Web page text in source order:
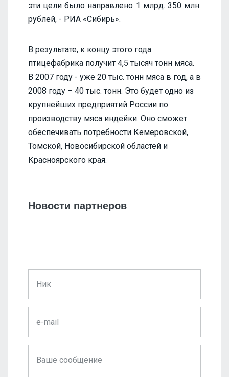
эти цели было направлено 1 млрд. 350 млн.
рублей, - РИА «Сибирь».
В результате, к концу этого года
птицефабрика получит 4,5 тысяч тонн мяса.
В 2007 году - уже 20 тыс. тонн мяса в год, а в
2008 году – 40 тыс. тонн. Это будет одно из
крупнейших предприятий России по
производству мяса индейки. Оно сможет
обеспечивать потребности Кемеровской,
Томской, Новосибирской областей и
Красноярского края.
Новости партнеров